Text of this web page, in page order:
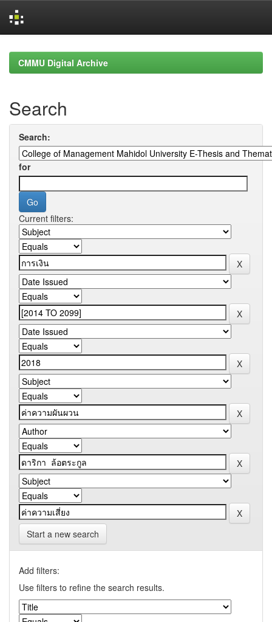
navigationCMMU Digital Archive
Search
Search:
for
Current filters:
Start a new search
Add filters:
Use filters to refine the search results.